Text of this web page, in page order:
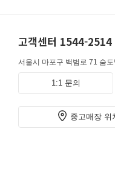
고객센터 1544-2514
서울시 마포구 백범로 71 숨
1:1 문의
중고매장 위